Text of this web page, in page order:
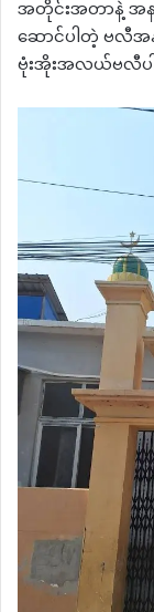
အတိုင်းအတာနဲ့ အ
ဆောင်ပါတဲ့ ဗ
ဗုံးအိုးအလယ်ဗလီပ